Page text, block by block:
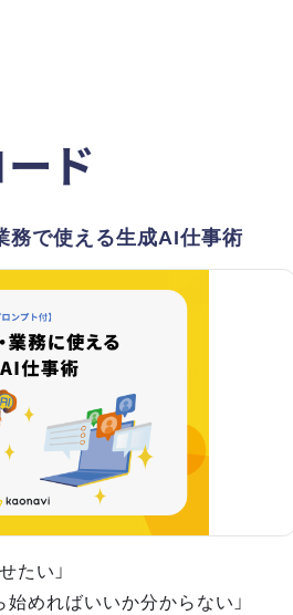
ド
務で使える生成AI仕事術
たい」
始めればいいか分からない」